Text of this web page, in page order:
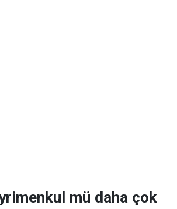
mü daha çok